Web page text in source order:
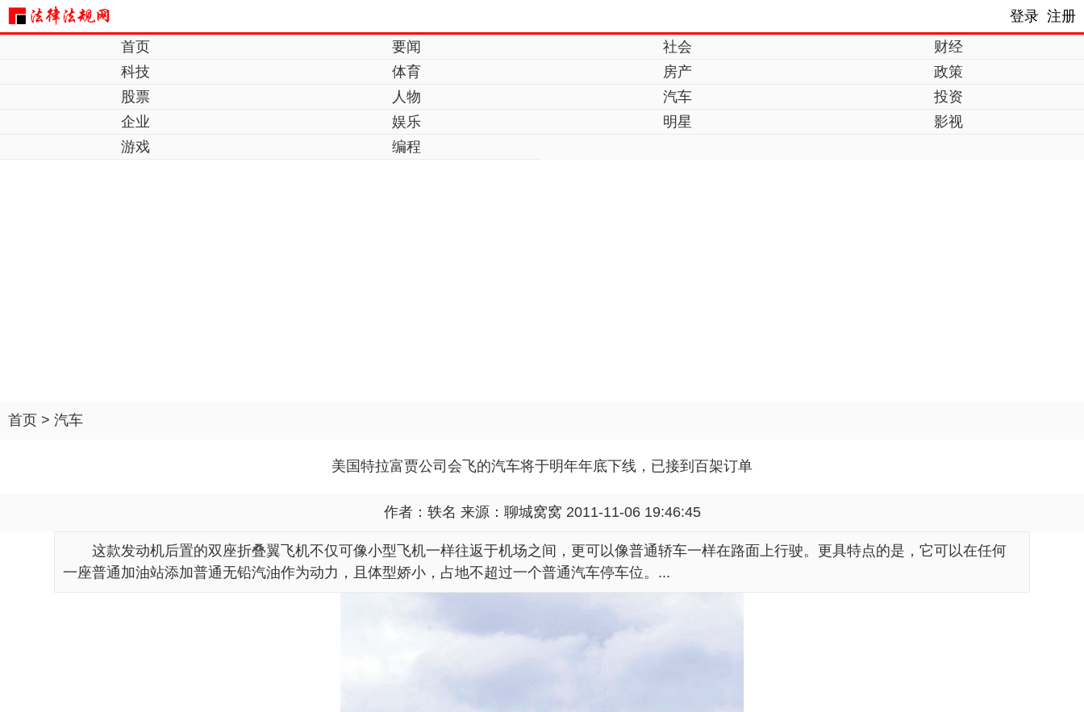
登录 注册
首页
要闻 社会
财经
科技
体育 房产
政策
股票
人物 汽车
投资
企业
娱乐 明星
影视
游戏
编程
首页 > 汽车
美国特拉富贾公司会飞的汽车将于明年年底下线，已接到百架订单
作者：轶名 来源： 聊城窝窝 2011-11-06 19:46:45
这款发动机后置的双座折叠翼飞机不仅可像小型飞机一样往返于机场之间，更可以像普通轿车一样在路面上行驶。更具特点的是，它可以在任何
一座普通加油站添加普通无铅汽油作为动力，且体型娇小，占地不超过一个普通汽车停车位。...